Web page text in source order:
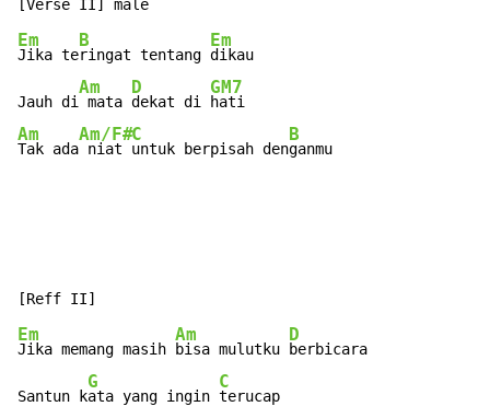
Em
Jika te
B
ringat tentang
Em
dikau
Jauh di
Am
mata
D
dekat di
GM7
Am
Tak ada
Am/F#
niat
C
untuk berpisah den
B
ganmu
Em
Jika memang masih
Am
bisa mulutku
D
berbicara
Santun k
G
ata yang ingin
C
terucap